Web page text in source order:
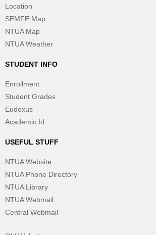
Location
SEMFE Map
NTUA Map
NTUA Weather
STUDENT INFO
Enrollment
Student Grades
Eudoxus
Academic Id
USEFUL STUFF
NTUA Website
NTUA Phone Directory
NTUA Library
NTUA Webmail
Central Webmail